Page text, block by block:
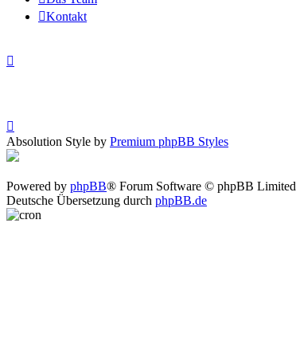
Kontakt
Absolution Style by Premium phpBB Styles
Powered by phpBB® Forum Software © phpBB Limited
Deutsche Übersetzung durch phpBB.de